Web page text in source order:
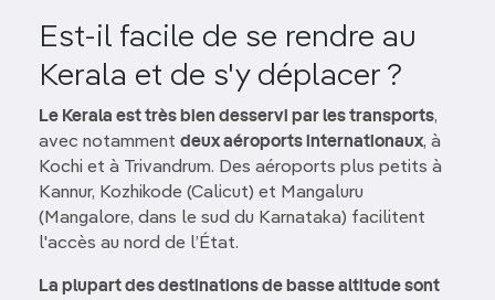
Est-il facile de se rendre au
Kerala et de s'y déplacer ?
Le Kerala est très bien desservi par les transports,
avec notamment deux aéroports internationaux, à
Kochi et à Trivandrum. Des aéroports plus petits à
Kannur, Kozhikode (Calicut) et Mangaluru
(Mangalore, dans le sud du Karnataka) facilitent
l'accès au nord de l’État.
La plupart des destinations de basse altitude sont